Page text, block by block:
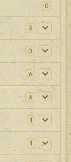
0
3
0
6
3
1
1